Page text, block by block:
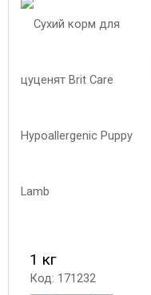
1 кг
Код: 171232